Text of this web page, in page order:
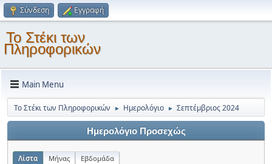
Σύνδεση Εγγραφή
Το Στέκι των
Πληροφορικών
Main Menu
Το Στέκι των Πληροφορικών ► Ημερολόγιο ► Σεπτέμβριος 2024
Ημερολόγιο Προσεχώς
Λίστα Μήνας Εβδομάδα